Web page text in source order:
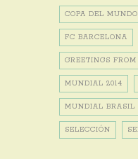
COPA DEL MUNDO
FC BARCELONA
GREETINGS
MUNDIAL 2014
MUNDIAL BRASIL
SELECCIÓN